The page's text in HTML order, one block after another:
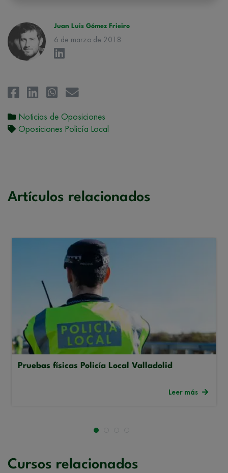
Juan Luis Gómez Frieiro
6 de marzo de 2018
Noticias de Oposiciones
Oposiciones Policía Local
Artículos relacionados
Pruebas físicas Policía Local Valladolid
Leer más
Cursos relacionados